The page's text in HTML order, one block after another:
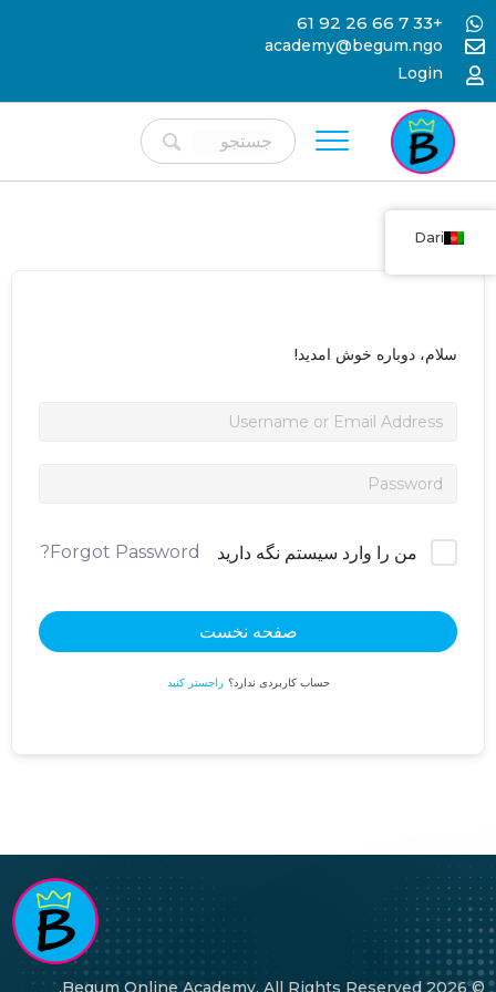
+33 7 66 26 92 61
academy@begum.ngo
Login
سلام، دوباره خوش امدید!
من را وارد سیستم نگه دارید Forgot Password?
صفحه نخست
حساب کاربردی ندارد؟ راجستر کنید
© 2026 Begum Online Academy. All Rights Reserved.
Dari